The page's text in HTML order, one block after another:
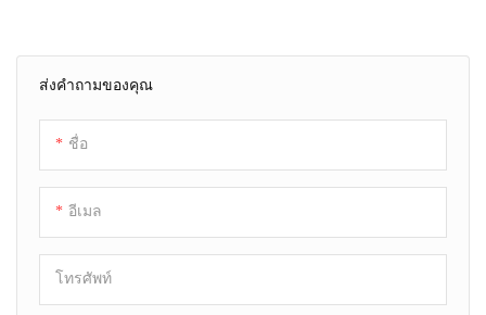
ส่งคำถามของคุณ
ชื่อ
อีเมล
โทรศัพท์
เจอร์รี่แคนแบบอัตโนมัติเต็มรูป
แบบ ซึ่งมีรูปลักษณ์ที่เป็น
ผลิตตามมาตรฐานและกฎ
มากมายเช่นนี้ เครื่องเป่าขึ้นรูปจึง
จริง
และช่วยให้บริษัทมีฐานที่มั่นคงใน